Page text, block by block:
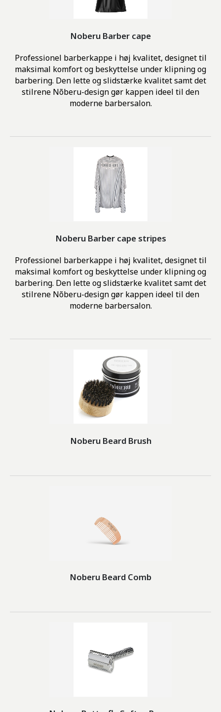
Noberu Barber cape
Professionel barberkappe i høj kvalitet, designet til
maksimal komfort og beskyttelse under klipning og
barbering. Den lette og slidstærke kvalitet samt det
stilrene Nõberu-design gør kappen ideel til den
moderne barbersalon.
Noberu Barber cape stripes
Professionel barberkappe i høj kvalitet, designet til
maksimal komfort og beskyttelse under klipning og
barbering. Den lette og slidstærke kvalitet samt det
stilrene Nõberu-design gør kappen ideel til den
moderne barbersalon.
Noberu Beard Brush
Noberu Beard Comb